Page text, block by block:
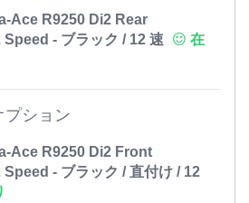
Ace R9250 Di2 Rear
- ブラック / 12 速
在
プション
Ace R9250 Di2 Front
- ブラック / 直付け / 12